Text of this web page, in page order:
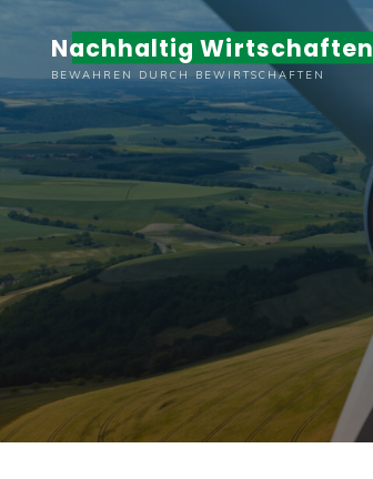
springen
Nachhaltig Wirtschaften
BEWAHREN DURCH BEWIRTSCHAFTEN